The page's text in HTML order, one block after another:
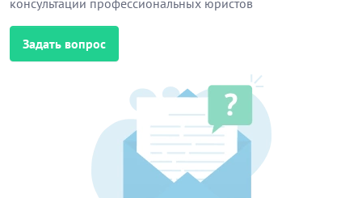
консультации профессиональных юристов
Задать вопрос